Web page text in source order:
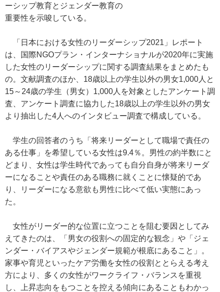
ーシップ教育とジェンダー教育の
重要性を示唆している。
「日本における女性のリーダーシップ2021」レポート
は、国際NGOプラン・インターナショナルが2020年に実施
した女性のリーダーシップに関する調査結果をまとめたも
の。文献調査のほか、18歳以上の学生以外の男女1,000人と
15～24歳の学生（男女）1,000人を対象としたアンケート調
査、アンケート調査に協力した18歳以上の学生以外の男女
より抽出した4人へのインタビュー調査で構成している。
学生の回答者のうち「将来リーダーとして職場で責任の
ある仕事」を希望している女性は9.4％。男性の約半数にと
どまり、女性は学生時代であっても自分自身が将来リーダ
ーになることや責任のある職務に就くことに懐疑的であ
り、リーダーになる意欲も男性に比べて低い実態にあっ
た。
女性がリーダー的な位置に立つことを阻む要因としてみ
えてきたのは、「男女の役割への固定的な観念」や「ジェ
ンダー・バイアスやジェンダー規範が根底にあること」。
家事や育児といったケア労働を女性の役割ととらえる考え
方により、多くの女性がワークライフ・バランスを重視
し、上昇志向をもつことを控える傾向にあることもわかっ